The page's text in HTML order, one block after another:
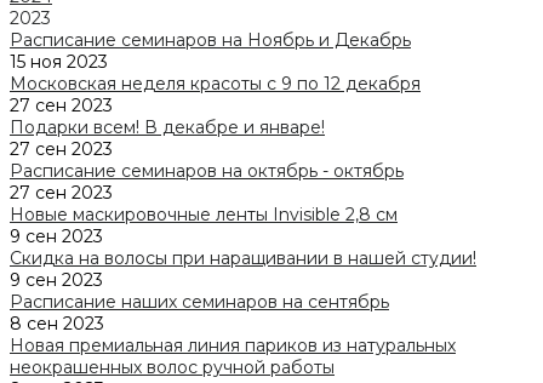
2023
Расписание семинаров на Ноябрь и Декабрь
15 ноя 2023
Московская неделя красоты с 9 по 12 декабря
27 сен 2023
Подарки всем! В декабре и январе!
27 сен 2023
Расписание семинаров на октябрь - октябрь
27 сен 2023
Новые маскировочные ленты Invisible 2,8 cм
9 сен 2023
Скидка на волосы при наращивании в нашей студии!
9 сен 2023
Расписание наших семинаров на сентябрь
8 сен 2023
Новая премиальная линия париков из натуральных
неокрашенных волос ручной работы